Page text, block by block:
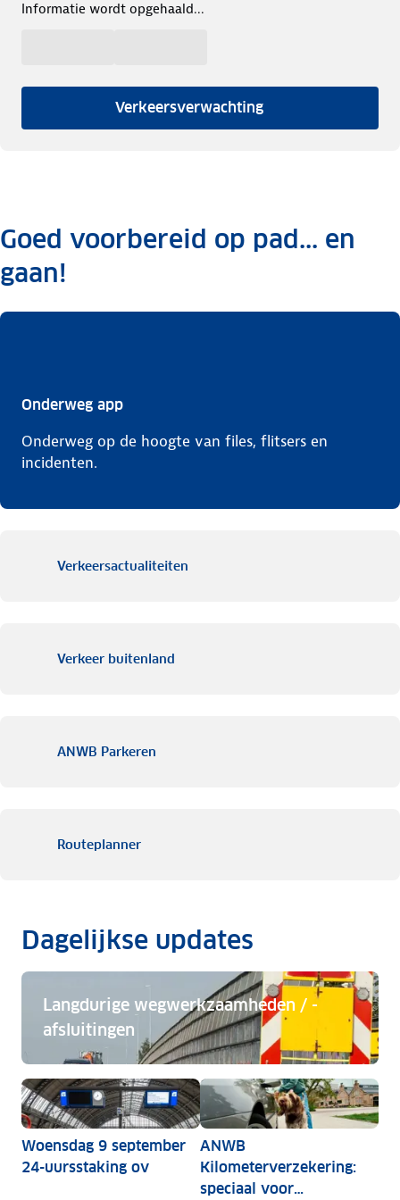
Informatie wordt opgehaald...
Verkeersverwachting
Goed voorbereid op pad... en
gaan!
Onderweg app
Onderweg op de hoogte van files, flitsers en
incidenten.
Verkeersactualiteiten
Verkeer buitenland
ANWB Parkeren
Routeplanner
Dagelijkse updates
Woensdag 9 september
24-uursstaking ov
ANWB
Kilometerverzekering:
speciaal voor
Langdurige wegwerkzaamheden / -
afsluitingen